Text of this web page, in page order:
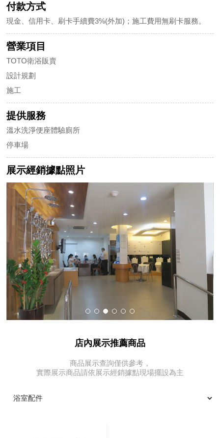
付款方式
現金、信用卡、刷卡手續費3%(外加)；施工費用無刷卡服務。
營業項目
TOTO衛浴販賣
設計規劃
施工
提供服務
溫水洗淨便座體驗廁所
停車場
展示經銷據點照片
店內展示推薦商品
商品展示查詢僅供參考，
實際展示商品請依展示經銷據點現場擺設為主